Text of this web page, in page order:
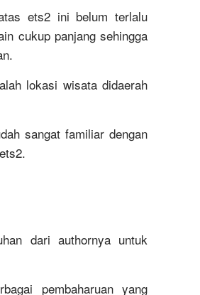
ets2 ini belum terlalu
cukup panjang sehingga
lokasi wisata didaerah
sangat familiar dengan
dari authornya untuk
pembaharuan yang